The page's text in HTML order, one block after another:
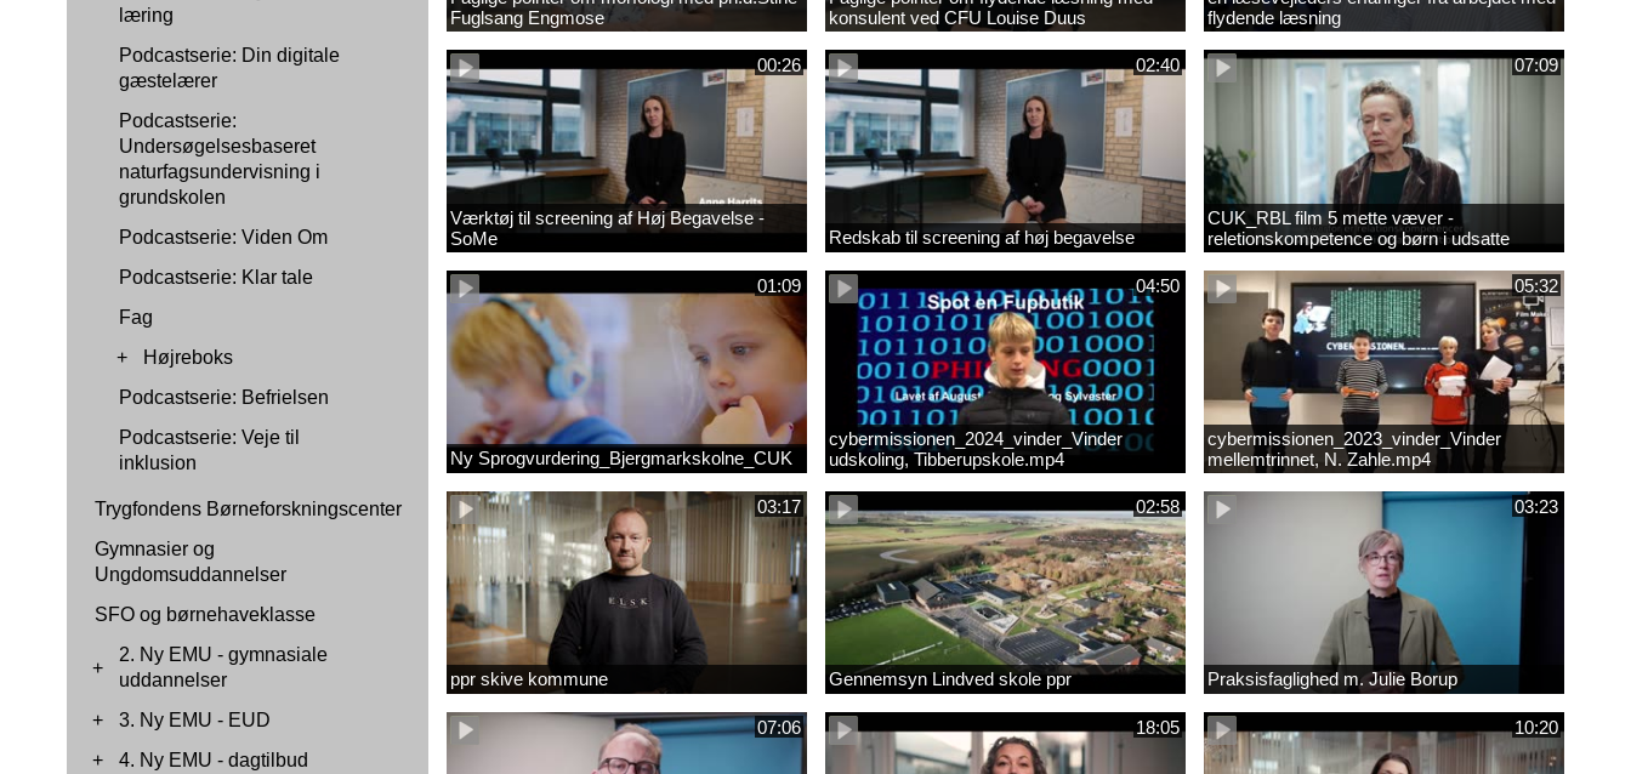
læring
Podcastserie: Din digitale
gæstelærer
Podcastserie:
Undersøgelsesbaseret
naturfagsundervisning i
grundskolen
Podcastserie: Viden Om
Podcastserie: Klar tale
Fag
+
Højreboks
Podcastserie: Befrielsen
Podcastserie: Veje til
inklusion
Trygfondens Børneforskningscenter
Gymnasier og
Ungdomsuddannelser
SFO og børnehaveklasse
+
2. Ny EMU - gymnasiale
uddannelser
+
3. Ny EMU - EUD
+
4. Ny EMU - dagtilbud
Fuglsang Engmose
konsulent ved CFU Louise Duus
flydende læsning
00:26
Værktøj til screening af Høj Begavelse -
SoMe
02:40
Redskab til screening af høj begavelse
07:09
CUK_RBL film 5 mette væver -
reletionskompetence og børn i udsatte
positioner.
01:09
Ny Sprogvurdering_Bjergmarkskolne_CUK
04:50
cybermissionen_2024_vinder_Vinder
udskoling, Tibberupskole.mp4
05:32
cybermissionen_2023_vinder_Vinder
mellemtrinnet, N. Zahle.mp4
03:17
ppr skive kommune
02:58
Gennemsyn Lindved skole ppr
03:23
Praksisfaglighed m. Julie Borup
07:06 18:05 10:20